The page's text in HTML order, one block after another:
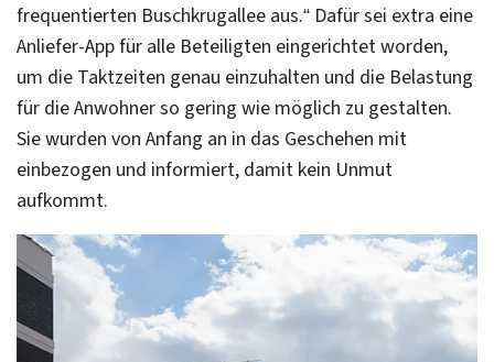
frequentierten Buschkrugallee aus.“ Dafür sei extra eine
Anliefer-App für alle Beteiligten eingerichtet worden,
um die Taktzeiten genau einzuhalten und die Belastung
für die Anwohner so gering wie möglich zu gestalten.
Sie wurden von Anfang an in das Geschehen mit
einbezogen und informiert, damit kein Unmut
aufkommt.